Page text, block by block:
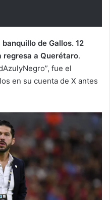
de Gallos. 12
regresa a Querétaro.
fue el
en su cuenta de X antes